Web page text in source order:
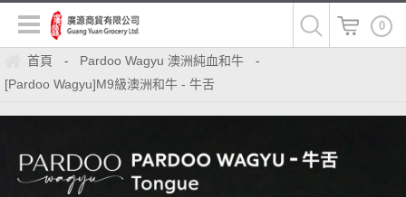
0
首頁 - Pardoo Wagyu 澳洲純血和牛 -
[Pardoo Wagyu]M9級澳洲和牛 - 牛舌